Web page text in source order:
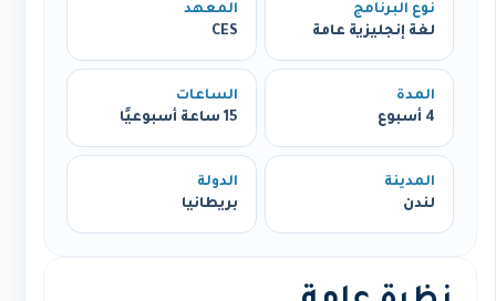
نوع البرنامج
لغة إنجليزية عامة
المعهد
CES
المدة
4 أسبوع
الساعات
15 ساعة أسبوعيًا
المدينة
لندن
الدولة
بريطانيا